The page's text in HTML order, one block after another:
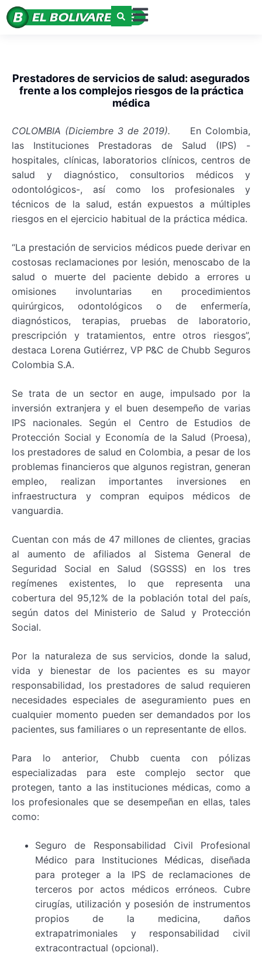
Prestadores de servicios de salud: asegurados
frente a los complejos riesgos de la práctica
médica
COLOMBIA (Diciembre 3 de 2019). En Colombia,
las Instituciones Prestadoras de Salud (IPS) -
hospitales, clínicas, laboratorios clínicos, centros de
salud y diagnóstico, consultorios médicos y
odontológicos-, así como los profesionales y
técnicos de la salud, están expuestos a múltiples
riesgos en el ejercicio habitual de la práctica médica.
“La prestación de servicios médicos puede derivar en
costosas reclamaciones por lesión, menoscabo de la
salud o muerte del paciente debido a errores u
omisiones involuntarias en procedimientos
quirúrgicos, odontológicos o de enfermería,
diagnósticos, terapias, pruebas de laboratorio,
prescripción y tratamientos, entre otros riesgos”,
destaca Lorena Gutiérrez, VP P&C de Chubb Seguros
Colombia S.A.
Se trata de un sector en auge, impulsado por la
inversión extranjera y el buen desempeño de varias
IPS nacionales. Según el Centro de Estudios de
Protección Social y Economía de la Salud (Proesa),
los prestadores de salud en Colombia, a pesar de los
problemas financieros que algunos registran, generan
empleo, realizan importantes inversiones en
infraestructura y compran equipos médicos de
vanguardia.
Cuentan con más de 47 millones de clientes, gracias
al aumento de afiliados al Sistema General de
Seguridad Social en Salud (SGSSS) en los tres
regímenes existentes, lo que representa una
cobertura del 95,12% de la población total del país,
según datos del Ministerio de Salud y Protección
Social.
Por la naturaleza de sus servicios, donde la salud,
vida y bienestar de los pacientes es su mayor
responsabilidad, los prestadores de salud requieren
necesidades especiales de aseguramiento pues en
cualquier momento pueden ser demandados por los
pacientes, sus familiares o un representante de ellos.
Para lo anterior, Chubb cuenta con pólizas
especializadas para este complejo sector que
protegen, tanto a las instituciones médicas, como a
los profesionales que se desempeñan en ellas, tales
como:
Seguro de Responsabilidad Civil Profesional
Médico para Instituciones Médicas, diseñada
para proteger a la IPS de reclamaciones de
terceros por actos médicos erróneos. Cubre
cirugías, utilización y posesión de instrumentos
propios de la medicina, daños
extrapatrimoniales y responsabilidad civil
extracontractual (opcional).